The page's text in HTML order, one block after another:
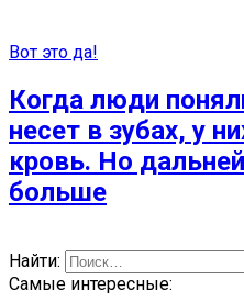
Вот это да!
Когда люди
несет в зубах, у
кровь. Но
больше
Найти:
Самые интересные: